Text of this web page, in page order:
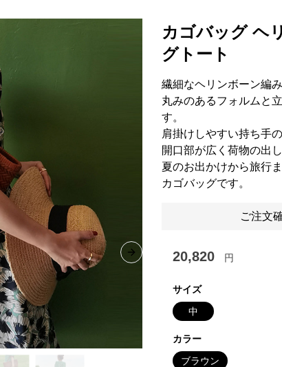
Next slide
カゴバッグ ヘ
グトート
繊細なヘリンボーン編
丸みのあるフォルムと
す。
肩掛けしやすい持ち手
開口部が広く荷物の出
夏のお出かけから旅行
カゴバッグです。
ご注文
20,820 円
サイズ
中
カラー
ブラウン